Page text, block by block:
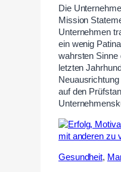
Die
Mission
Unternehmen
ein wenig
wahrsten Sinne
letzten
auf den
Gesundheit,